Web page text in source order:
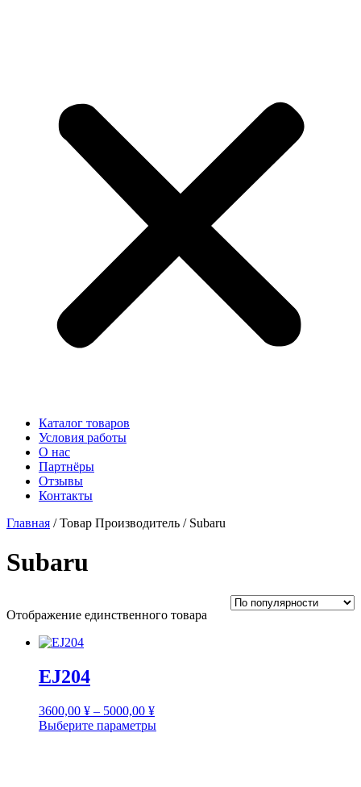
Каталог товаров
Условия работы
О нас
Партнёры
Отзывы
Контакты
Главная / Товар Производитель / Subaru
Subaru
Отображение единственного товара
EJ204
3600,00 ¥ – 5000,00 ¥Диапазон
цен:
Выберите параметрыЭтот